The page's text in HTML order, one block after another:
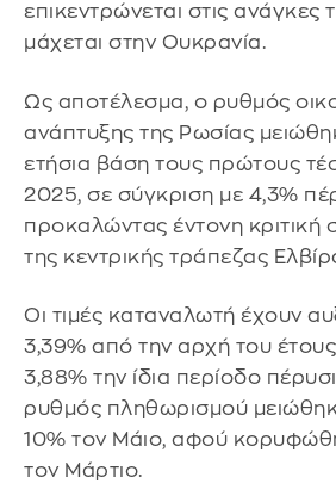
επικεντρώνεται στις
μάχεται στην Ουκρανία.
Ως αποτέλεσμα, ο ρυθμός
ανάπτυξης της Ρωσίας
ετήσια βάση τους πρώτους
2025, σε σύγκριση με 4,3%
προκαλώντας έντονη κριτική
της κεντρικής τράπεζας
Οι τιμές καταναλωτή έχουν
3,39% από την αρχή του
3,88% την ίδια περίοδο
ρυθμός πληθωρισμού
10% τον Μάιο, αφού
τον Μάρτιο.